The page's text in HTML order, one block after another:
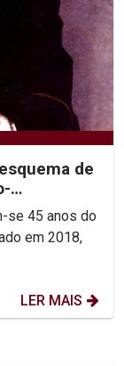
de
em 2018,
LER MAIS